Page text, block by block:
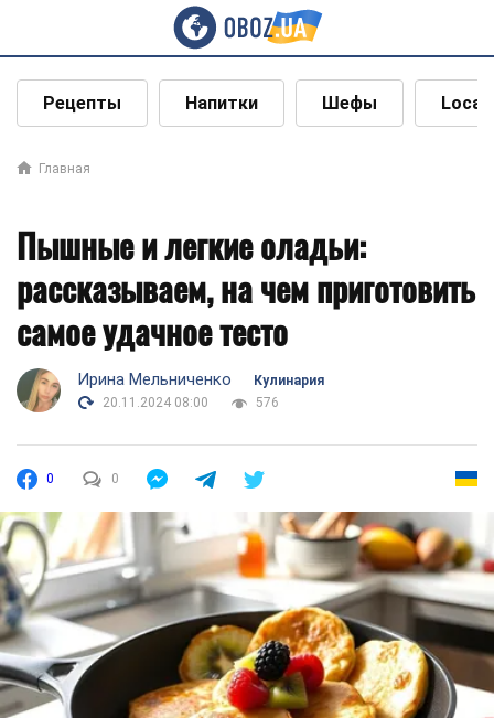
Рецепты Напитки Шефы Local
Главная
Пышные и легкие оладьи:
рассказываем, на чем приготовить
самое удачное тесто
Ирина Мельниченко
Кулинария
20.11.2024 08:00
576
0 0